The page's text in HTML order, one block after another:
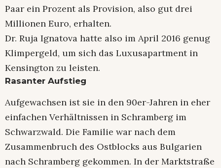
Paar ein Prozent als Provision, also gut drei
Millionen Euro, erhalten.
Dr. Ruja Ignatova hatte also im April 2016 genug
Klimpergeld, um sich das Luxusapartment in
Kensington zu leisten.
Rasanter Aufstieg
Aufgewachsen ist sie in den 90er-Jahren in eher
einfachen Verhältnissen in Schramberg im
Schwarzwald. Die Familie war nach dem
Zusammenbruch des Ostblocks aus Bulgarien
nach Schramberg gekommen. In der Marktstraße